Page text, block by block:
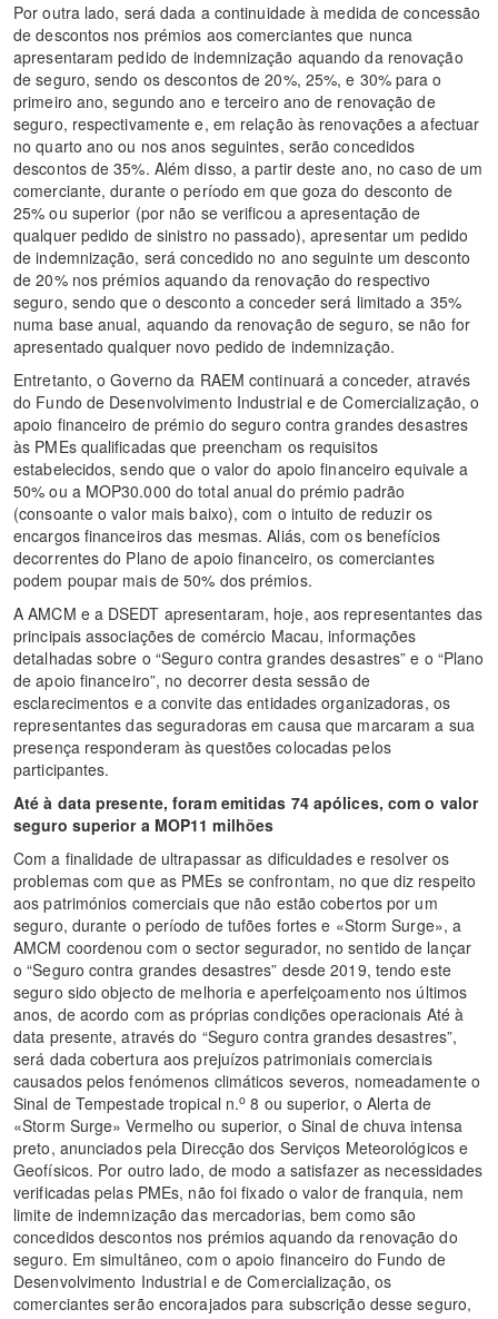
Por outra lado, será dada a continuidade à medida de concessão
de descontos nos prémios aos comerciantes que nunca
apresentaram pedido de indemnização aquando da renovação
de seguro, sendo os descontos de 20%, 25%, e 30% para o
primeiro ano, segundo ano e terceiro ano de renovação de
seguro, respectivamente e, em relação às renovações a afectuar
no quarto ano ou nos anos seguintes, serão concedidos
descontos de 35%. Além disso, a partir deste ano, no caso de um
comerciante, durante o período em que goza do desconto de
25% ou superior (por não se verificou a apresentação de
qualquer pedido de sinistro no passado), apresentar um pedido
de indemnização, será concedido no ano seguinte um desconto
de 20% nos prémios aquando da renovação do respectivo
seguro, sendo que o desconto a conceder será limitado a 35%
numa base anual, aquando da renovação de seguro, se não for
apresentado qualquer novo pedido de indemnização.
Entretanto, o Governo da RAEM continuará a conceder, através
do Fundo de Desenvolvimento Industrial e de Comercialização, o
apoio financeiro de prémio do seguro contra grandes desastres
às PMEs qualificadas que preencham os requisitos
estabelecidos, sendo que o valor do apoio financeiro equivale a
50% ou a MOP30.000 do total anual do prémio padrão
(consoante o valor mais baixo), com o intuito de reduzir os
encargos financeiros das mesmas. Aliás, com os benefícios
decorrentes do Plano de apoio financeiro, os comerciantes
podem poupar mais de 50% dos prémios.
A AMCM e a DSEDT apresentaram, hoje, aos representantes das
principais associações de comércio Macau, informações
detalhadas sobre o “Seguro contra grandes desastres” e o “Plano
de apoio financeiro”, no decorrer desta sessão de
esclarecimentos e a convite das entidades organizadoras, os
representantes das seguradoras em causa que marcaram a sua
presença responderam às questões colocadas pelos
participantes.
Até à data presente, foram emitidas 74 apólices, com o valor
seguro superior a MOP11 milhões
Com a finalidade de ultrapassar as dificuldades e resolver os
problemas com que as PMEs se confrontam, no que diz respeito
aos patrimónios comerciais que não estão cobertos por um
seguro, durante o período de tufões fortes e «Storm Surge», a
AMCM coordenou com o sector segurador, no sentido de lançar
o “Seguro contra grandes desastres” desde 2019, tendo este
seguro sido objecto de melhoria e aperfeiçoamento nos últimos
anos, de acordo com as próprias condições operacionais Até à
data presente, através do “Seguro contra grandes desastres”,
será dada cobertura aos prejuízos patrimoniais comerciais
causados pelos fenómenos climáticos severos, nomeadamente o
Sinal de Tempestade tropical n.o 8 ou superior, o Alerta de
«Storm Surge» Vermelho ou superior, o Sinal de chuva intensa
preto, anunciados pela Direcção dos Serviços Meteorológicos e
Geofísicos. Por outro lado, de modo a satisfazer as necessidades
verificadas pelas PMEs, não foi fixado o valor de franquia, nem
limite de indemnização das mercadorias, bem como são
concedidos descontos nos prémios aquando da renovação do
seguro. Em simultâneo, com o apoio financeiro do Fundo de
Desenvolvimento Industrial e de Comercialização, os
comerciantes serão encorajados para subscrição desse seguro,